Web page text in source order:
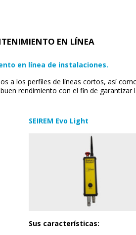
EN LÍNEA
en línea de instalaciones.
a los perfiles de líneas cortos, así
rendimiento con el fin de garantizar
SEIREM Evo Light
Sus características: